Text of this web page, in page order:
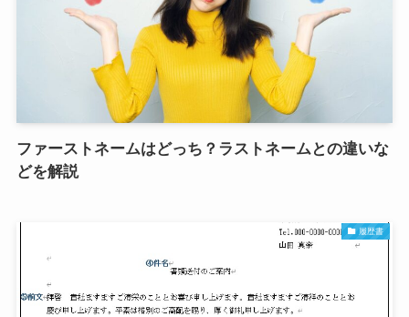
ファーストネームはどっち？ラストネームとの違いな
どを解説
履歴書